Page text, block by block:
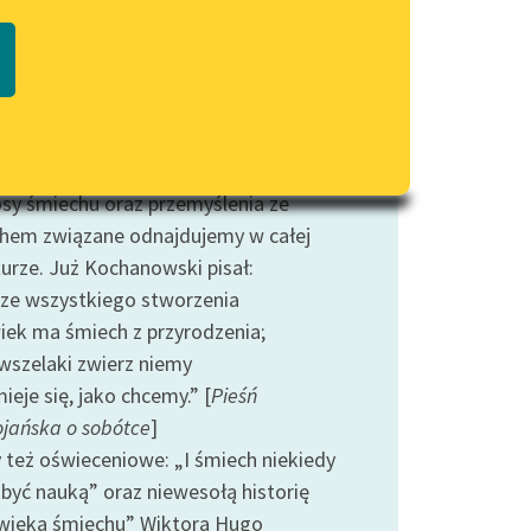
PDF
wrażliwych
Deklaracja dostępności
to odnosi się nie tylko do szczególnego
twarzy, ale także do sytuacji
śmiechu oraz przemyślenia ze
związane odnajdujemy w całej
Już Kochanowski pisał:
wszystkiego stworzenia
ma śmiech z przyrodzenia;
zwierz niemy
się, jako chcemy.” [Pieśń
o sobótce]
też oświeceniowe: „I śmiech niekiedy
nauką” oraz niewesołą historię
śmiechu” Wiktora Hugo